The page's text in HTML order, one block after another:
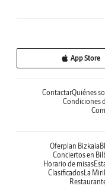
App Store
ContactarQuiénes
Condiciones
Oferplan Bizkaia
Conciertos en
Horario de misas
Clasificados La